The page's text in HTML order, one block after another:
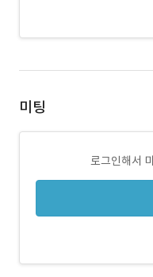
미팅
로그인해서